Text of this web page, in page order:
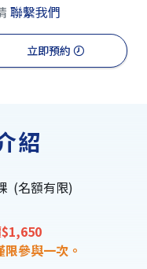
聯繫我們
立即預約
紹
(名額有限)
參與一次。